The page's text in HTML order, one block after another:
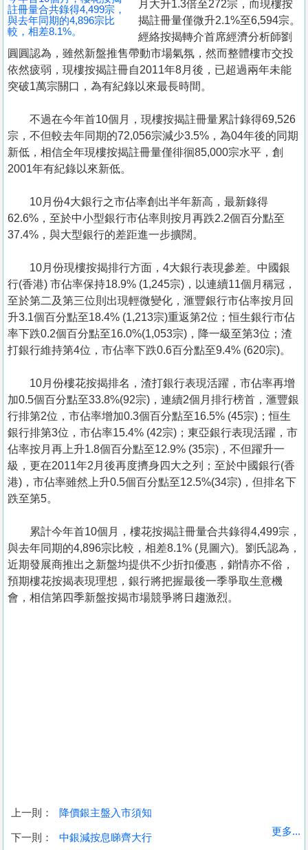
關
我
們
收
註冊量合共錄得4,499宗，
與去年同期的4,896宗比
較，相差8.1%。
月大升1.3倍至272宗，而現樓按
揭註冊量僅微升2.1%至6,594宗。
經絡按揭轉介首席經濟分析師劉
圓圓認為，雖然新盤推售帶動市場氣氛，然而整體樓市交投
依然疲弱，現樓按揭註冊自2011年8月後，已超過兩年未能
突破1萬宗關口，為有紀錄以來最長時間。
不過在今年首10個月，現樓按揭註冊量累計錄得69,526
宗，不但較去年同期的72,056宗減少3.5%，為04年後的同期
新低，相信全年現樓按揭註冊量僅徘徊85,000宗水平，創
2001年有紀錄以來新低。
10月份4大銀行之市佔率創出半年新高，最新錄得
62.6%，至於中小型銀行市佔率則按月再跌2.2個百分點至
37.4%，與大型銀行的差距進一步擴闊。
10月份現樓按揭排行方面，4大銀行表現參差。中國銀
行(香港) 市佔率保持18.9% (1,245宗)，以連續11個月稱冠，
至於第二及第三位則出現輕微變化，滙豐銀行市佔率按月回
升3.1個百分點至18.4% (1,213宗)重返第2位；恒生銀行市佔
率下跌0.2個百分點至16.0%(1,053宗)，降一級至第3位；渣
打銀行維持第4位，市佔率下跌0.6百分點至9.4% (620宗)。
10月份樓花按揭排名，渣打銀行表現活躍，市佔率再增
加0.5個百分點至33.8%(92宗)，連續2個月排行榜首，滙豐銀
行排第2位，市佔率增加0.3個百分點至16.5% (45宗)；恒生
銀行排第3位，市佔率15.4% (42宗)；東亞銀行表現活躍，市
佔率按月再上升1.8個百分點至12.9% (35宗)，不但躍升一
級，更在2011年2月後再度擠身四大之列；至於中國銀行(香
港)，市佔率雖然上升0.5個百分點至12.5%(34宗)，但排名下
跌至第5。
累計今年首10個月，樓花按揭註冊量合共錄得4,499宗，
與去年同期的4,896宗比較，相差8.1% (見圖六)。劉氏認為，
近期發展商推出之新盤均提供不少折扣優惠，銷情亦不俗，
預期樓花按揭表現理想，銀行將把握最後一季爭取生意機
會，相信第四季新盤按揭市場競爭將日趨激烈。
上一則： 降價銀主盤入市須知
下一則： 中銀減按息睇齊大行
更多...